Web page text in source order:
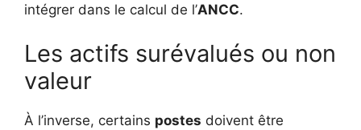
intégrer dans le calcul de l’ANCC.
Les actifs surévalués ou non
valeur
À l’inverse, certains postes doivent être